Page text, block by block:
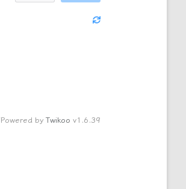
Powered by Twikoo v1.6.39